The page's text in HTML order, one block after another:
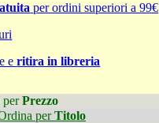
per ordini superiori a 99€
eritira in libreria
perPrezzo
perTitolo